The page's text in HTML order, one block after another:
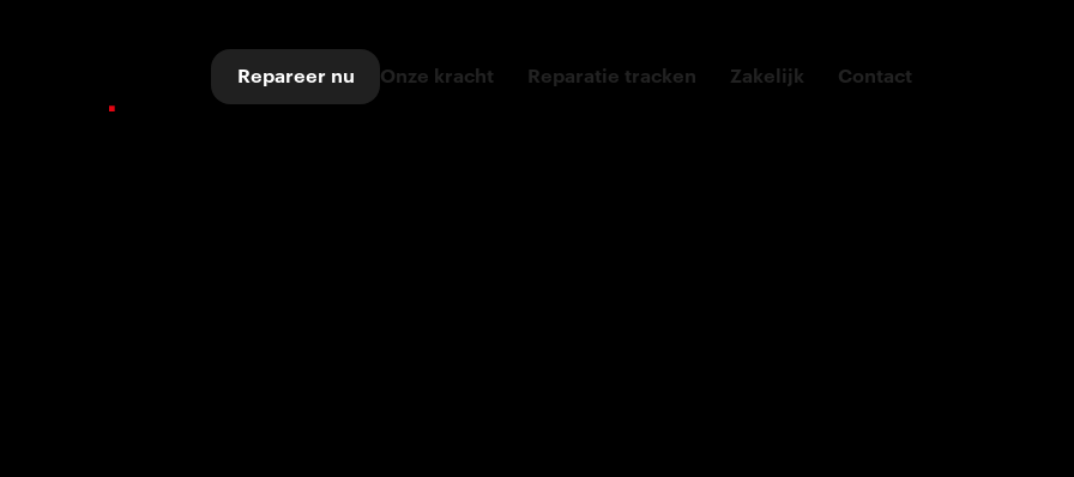
Repareer nu Onze kracht Reparatie tracken Zakelijk Contact